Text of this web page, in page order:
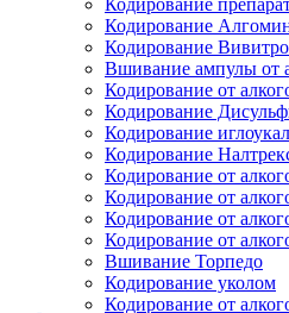
Кодирование
Кодирование
Кодирование
Вшивание ампулы от
Кодирование от
Кодирование
Кодирование
Кодирование
Кодирование от
Кодирование от
Кодирование от
Кодирование от
Вшивание Торпедо
Кодирование уколом
Кодирование от